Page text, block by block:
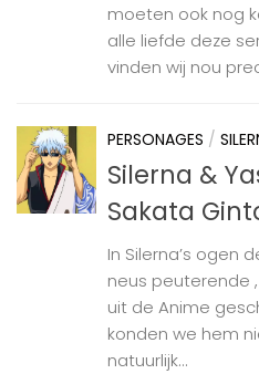
moeten ook nog
alle liefde deze
vinden wij nou
PERSONAGES /
Silerna &
Sakata
In Silerna’s ogen
neus peuterende
uit de Anime
konden we hem
natuurlijk...